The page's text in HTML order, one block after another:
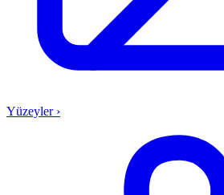
Yüzeyler ›